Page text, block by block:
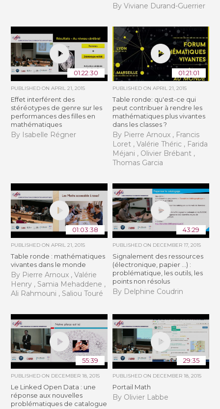
By Viviane Durand-Guerrier
01:22:30
PUBLISHED ONAPRIL 21, 2015
Effet interférent des
stéréotypes de genre sur les
performances des filles en
mathématiques
By Isabelle Régner
01:21:01
PUBLISHED ON APRIL 21, 2015
Table ronde: qu'est-ce qui
peut contribuer à rendre les
mathématiques plus vivantes
dans les classes ?
By Pierre Arnoux , Francis
Loret , Valérie Théric , Farida
Méjani , Olivier Brébant ,
Thomas Garcia
01:03:38
PUBLISHED ONAPRIL 21, 2015
Table ronde : mathématiques
vivantes dans le monde
By Pierre Arnoux , Valérie
Henry , Samia Mehaddene ,
Ali Rahmouni , Saliou Touré
43:29
PUBLISHED ON DECEMBER 17, 2015
Signalement des ressources
(électronique, papier ...) :
problématique, les outils, les
points non résolus
By Delphine Coudrin
55:39
PUBLISHED ON DECEMBER 18, 2015
Le Linked Open Data : une
réponse aux nouvelles
problématiques de catalogue
29:35
PUBLISHED ON DECEMBER 18, 2015
Portail Math
By Olivier Labbe